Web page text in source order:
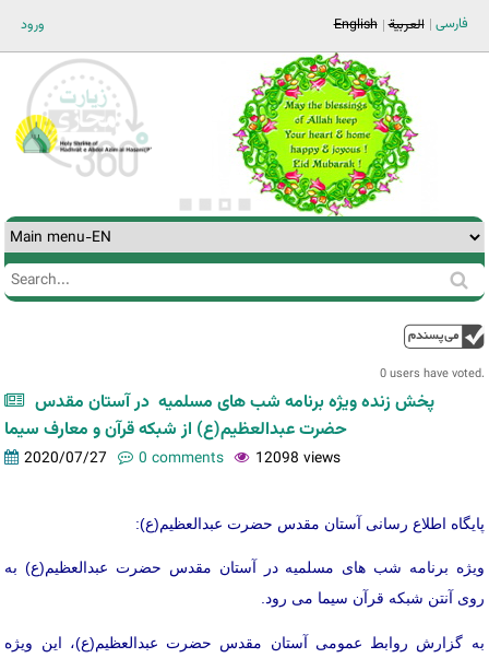
ورود فارسی العربية English
Search
Search
0 users have voted.
پخش زنده ویژه برنامه شب های مسلمیه در آستان مقدس
حضرت عبدالعظیم(ع) از شبکه قرآن و معارف سیما
2020/07/27 0 comments 12098 views
پایگاه اطلاع رسانی آستان مقدس حضرت عبدالعظیم(ع):
ویژه برنامه شب های مسلمیه در آستان مقدس حضرت عبدالعظیم(ع) به
روی آنتن شبکه قرآن سیما می رود.
به گزارش روابط عمومی آستان مقدس حضرت عبدالعظیم(ع)، این ویژه